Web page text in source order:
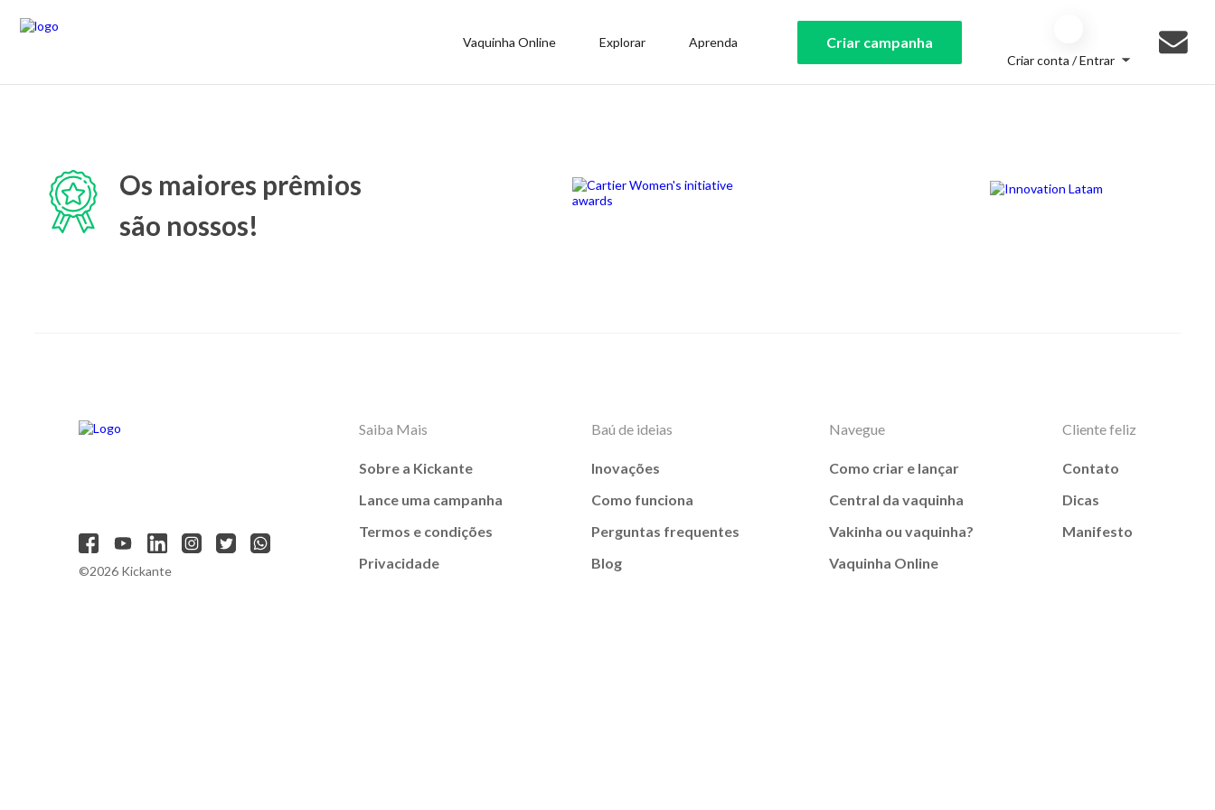
Vaquinha Online Explorar Aprenda Criar campanha
Criar conta / Entrar
Os maiores prêmios
são nossos!
©2026 Kickante
Saiba Mais
Sobre a Kickante
Lance uma campanha
Termos e condições
Privacidade
Baú de ideias
Inovações
Como funciona
Perguntas frequentes
Blog
Navegue
Como criar e lançar
Central da vaquinha
Vakinha ou vaquinha?
Vaquinha Online
Cliente feliz
Contato
Dicas
Manifesto